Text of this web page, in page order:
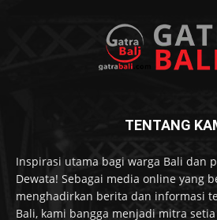
TENTANG
Inspirasi utama bagi warga Bali dan
Dewata! Sebagai media online yang
menghadirkan berita dan informasi
Bali, kami bangga menjadi mitra